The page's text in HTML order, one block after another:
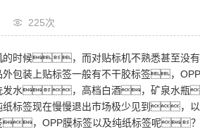
225次
的时候，而对贴标机不熟悉甚至没有
包装上贴标签一般有不干胶标签，
，高档白酒，矿泉水瓶
标签现在慢慢退出市场极少见到
，OPP膜标签以及纯纸标签呢？